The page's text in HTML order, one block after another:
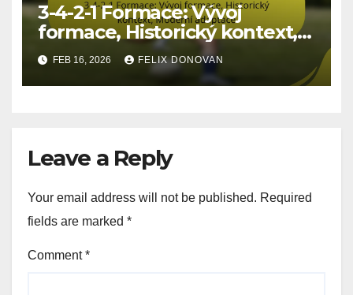
3-4-2-1 Formace: Vývoj
formace, Historický kontext,
Moderní adaptace
FEB 16, 2026 FELIX DONOVAN
Leave a Reply
Your email address will not be published. Required
fields are marked *
Comment*